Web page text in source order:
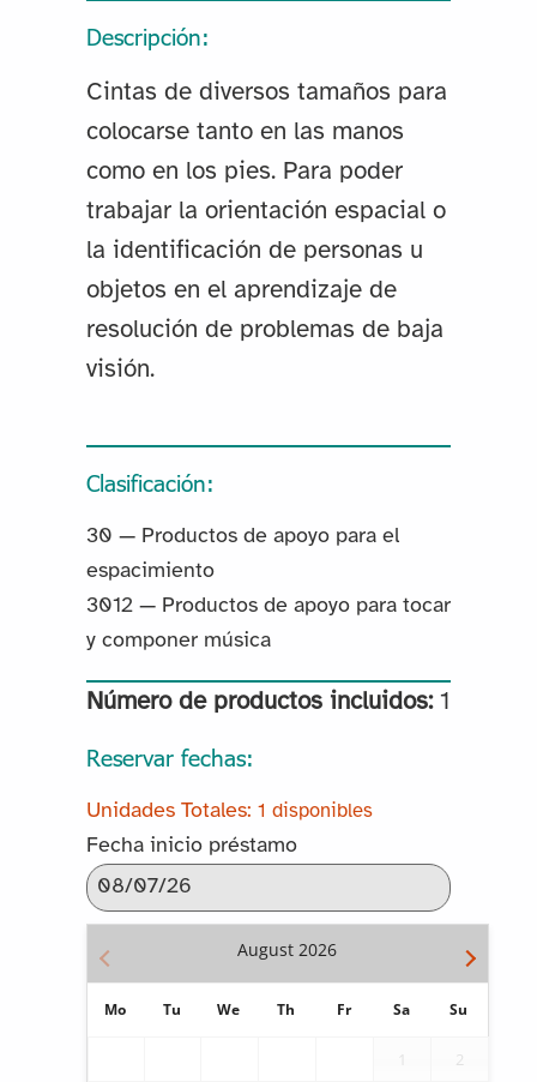
Descripción:
Cintas de diversos tamaños para
colocarse tanto en las manos
como en los pies. Para poder
trabajar la orientación espacial o
la identificación de personas u
objetos en el aprendizaje de
resolución de problemas de baja
visión.
Clasificación:
30 — Productos de apoyo para el
espacimiento
3012 — Productos de apoyo para tocar
y componer música
Número de productos incluidos:1
Reservar fechas:
1 disponibles
Fecha inicio préstamo
August 2026
Mo Tu We Th Fr Sa Su
2